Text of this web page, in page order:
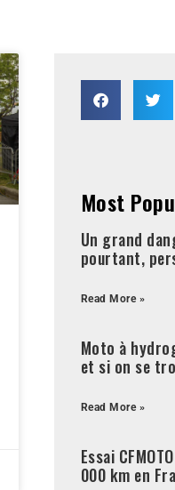
Most
Un grand
pourtant,
Read More »
Moto à
et si on se
Read More »
Essai
000 km en